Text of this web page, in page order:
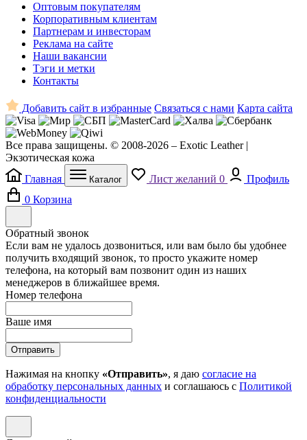
Оптовым покупателям
Корпоративным клиентам
Партнерам и инвесторам
Реклама на сайте
Наши вакансии
Тэги и метки
Контакты
Добавить сайт в избранные Связаться с нами Карта сайта
Все права защищены. © 2008-2026 – Exotic Leather |
Экзотическая кожа
Главная
Каталог Лист желаний 0
Профиль
0 Корзина
Обратный звонок
Если вам не удалось дозвониться, или вам было бы удобнее
получить входящий звонок, то просто укажите номер
телефона, на который вам позвонит один из наших
менеджеров в ближайшее время.
Номер телефона
Ваше имя
Отправить
Нажимая на кнопку «Отправить», я даю согласие на
обработку персональных данных и соглашаюсь с Политикой
конфиденциальности